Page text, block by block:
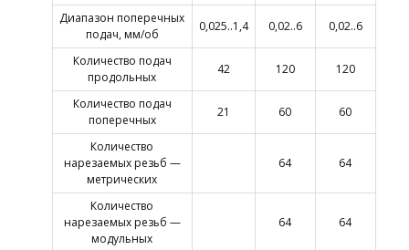
Диапазон поперечных
подач, мм/об
0,025..1,4 0,02..6 0,02..6
Количество подач
продольных
42 120 120
Количество подач
поперечных
21 60 60
Количество
нарезаемых резьб —
метрических
64 64
Количество
нарезаемых резьб —
модульных
64 64